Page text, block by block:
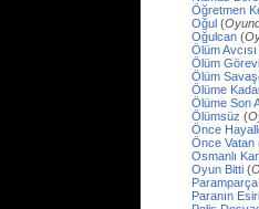
Öğretmen
Oğul (
Oğulcan (
Ölüm Avcısı
Ölüm Görevi
Ölüm
Ölüme
Ölüme Son
Ölümsüz (
Önce
Önce Vatan
Osmanlı
Oyun Bitti (
Paramparça
Paranın Esiri